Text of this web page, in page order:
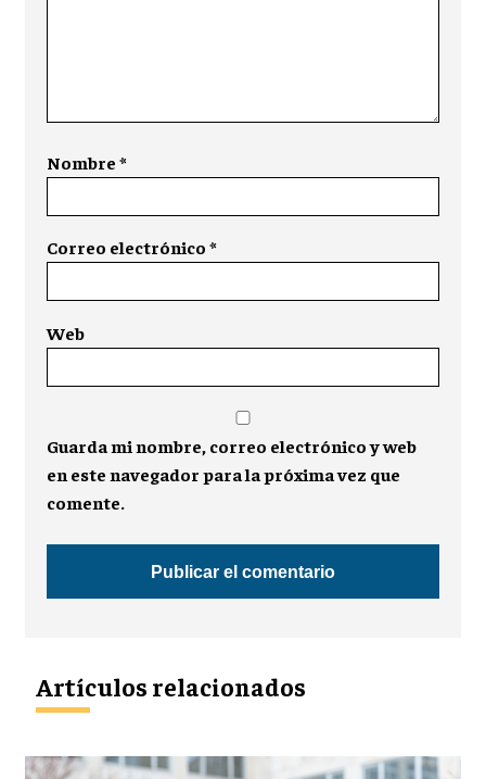
Nombre*
Correo electrónico*
Web
Guarda mi nombre, correo electrónico y web
en este navegador para la próxima vez que
comente.
Artículos relacionados